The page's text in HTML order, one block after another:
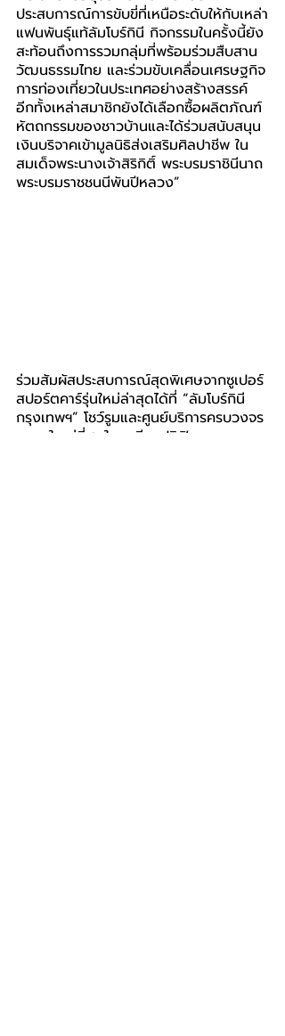
ประสบการณ์การขับขี่ที่เหนือระดับให้กับเหล่า
แฟนพันธุ์แท้ลัมโบร์กินี กิจกรรมในครั้งนี้ยัง
สะท้อนถึงการรวมกลุ่มที่พร้อมร่วมสืบสาน
วัฒนธรรมไทย และร่วมขับเคลื่อนเศรษฐกิจ
การท่องเที่ยวในประเทศอย่างสร้างสรรค์
อีกทั้งเหล่าสมาชิกยังได้เลือกซื้อผลิตภัณฑ์
หัตถกรรมของชาวบ้านและได้ร่วมสนับสนุน
เงินบริจาคเข้ามูลนิธิส่งเสริมศิลปาชีพ ใน
สมเด็จพระนางเจ้าสิริกิติ์ พระบรมราชินีนาถ
พระบรมราชชนนีพันปีหลวง”
ร่วมสัมผัสประสบการณ์สุดพิเศษจากซูเปอร์
สปอร์ตคาร์รุ่นใหม่ล่าสุดได้ที่ “ลัมโบร์กินี
กรุงเทพฯ” โชว์รูมและศูนย์บริการครบวงจร
ขนาดใหญ่ที่สุดในเอเชียแปซิฟิก ถนน